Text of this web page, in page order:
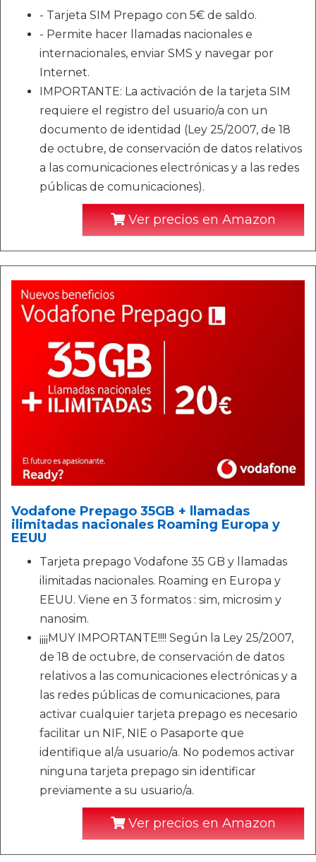
- Tarjeta SIM Prepago con 5€ de saldo.
- Permite hacer llamadas nacionales e
internacionales, enviar SMS y navegar por
Internet.
IMPORTANTE: La activación de la tarjeta SIM
requiere el registro del usuario/a con un
documento de identidad (Ley 25/2007, de 18
de octubre, de conservación de datos relativos
a las comunicaciones electrónicas y a las redes
públicas de comunicaciones).
Ver precios en Amazon
Vodafone Prepago 35GB + llamadas
ilimitadas nacionales Roaming Europa y
EEUU
Tarjeta prepago Vodafone 35 GB y llamadas
ilimitadas nacionales. Roaming en Europa y
EEUU. Viene en 3 formatos : sim, microsim y
nanosim.
¡¡¡¡MUY IMPORTANTE!!!! Según la Ley 25/2007,
de 18 de octubre, de conservación de datos
relativos a las comunicaciones electrónicas y a
las redes públicas de comunicaciones, para
activar cualquier tarjeta prepago es necesario
facilitar un NIF, NIE o Pasaporte que
identifique al/a usuario/a. No podemos activar
ninguna tarjeta prepago sin identificar
previamente a su usuario/a.
Ver precios en Amazon